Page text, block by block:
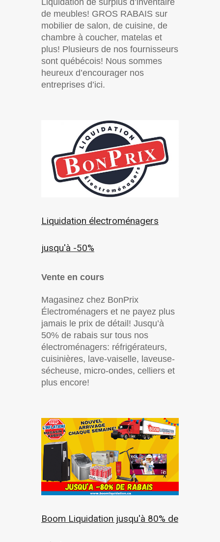
de meubles! GROS RABAIS sur
mobilier de salon, de cuisine, de
chambre à coucher, matelas et
plus! Plusieurs de nos fournisseurs
sont québécois! Nous sommes
heureux d’encourager nos
entreprises d’ici.
Liquidation électroménagers
jusqu'à -50%
Vente en cours
Magasinez chez BonPrix
Électroménagers et ne payez plus
jamais le prix de détail! Jusqu’à
50% de rabais sur tous nos
électroménagers: réfrigérateurs,
cuisinières, lave-vaiselle, laveuse-
sécheuse, micro-ondes, celliers et
plus encore!
Boom Liquidation jusqu'à 80% de